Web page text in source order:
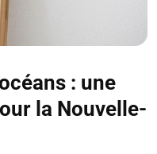
: une
la Nouvelle-